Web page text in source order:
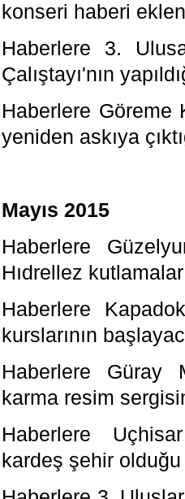
konseri haberi
Haberlere 3.
Çalıştayı'nın
Haberlere Göreme
yeniden askıya
Mayıs 2015
Haberlere
Hıdrellez
Haberlere
kurslarının
Haberlere Güray
karma resim
Haberlere
kardeş şehir